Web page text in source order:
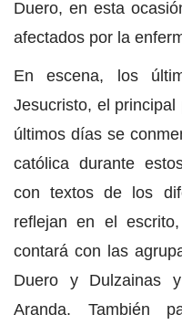
Duero, en esta
afectados por la
En escena, los
Jesucristo, el
últimos días se
católica durante
con textos de los
reflejan en el
contará con las
Duero y Dulzainas
Aranda. También